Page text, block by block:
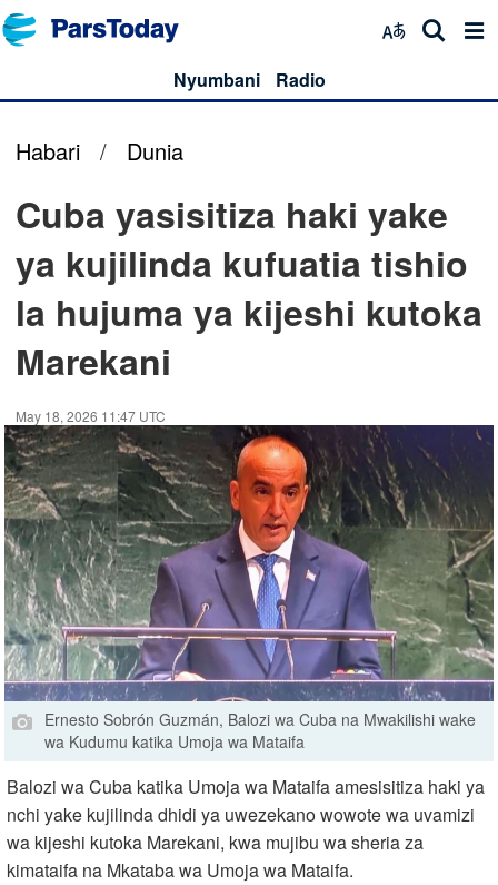
Nyumbani Radio
Habari / Dunia
Cuba yasisitiza haki yake
ya kujilinda kufuatia tishio
la hujuma ya kijeshi kutoka
Marekani
May 18, 2026 11:47 UTC
Ernesto Sobrón Guzmán, Balozi wa Cuba na Mwakilishi wake
wa Kudumu katika Umoja wa Mataifa
Balozi wa Cuba katika Umoja wa Mataifa amesisitiza haki ya
nchi yake kujilinda dhidi ya uwezekano wowote wa uvamizi
wa kijeshi kutoka Marekani, kwa mujibu wa sheria za
kimataifa na Mkataba wa Umoja wa Mataifa.